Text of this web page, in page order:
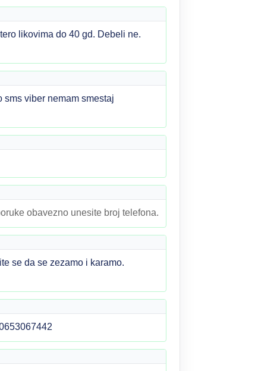
likovima do 40 gd. Debeli ne.
viber nemam smestaj
obavezno unesite broj telefona.
se da se zezamo i karamo.